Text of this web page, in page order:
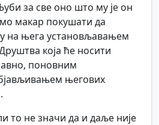
за све оно што му је он
макар покушати да
на њега установљавањем
која ће носити
поновним
његових
то не значи да и даље није